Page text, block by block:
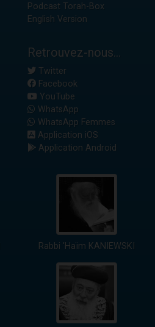
Podcast Torah-Box
English Version
Retrouvez-nous...
Twitter
Facebook
YouTube
WhatsApp
WhatsApp Femmes
Application iOS
Application Android
Rabbi 'Haïm KANIEWSKI